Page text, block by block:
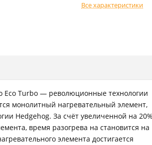
Все характеристики
Eco Turbo — революционные технологии
монолитный нагревательный элемент,
Hedgehog. За счёт увеличенной на 20%
время разогрева на становится на
элемента достигается